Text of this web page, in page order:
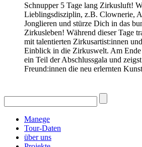
Schnupper 5 Tage lang Zirkusluft!
Lieblingsdisziplin, z.B. Clownerie,
Jonglieren und stürze Dich in das
Zirkusleben! Während dieser Tage
mit talentierten Zirkusartist:innen
Einblick in die Zirkuswelt. Am Ende
ein Teil der Abschlussgala und
Freund:innen die neu erlernten
Manege
Tour-Daten
über uns